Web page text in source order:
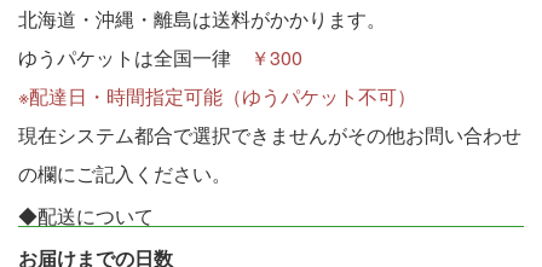
北海道・沖縄・離島は送料がかかります。
ゆうパケットは全国一律
￥300
※配達日・時間指定可能（ゆうパケット不可）
現在システム都合で選択できませんがその他お問い合わせ
の欄にご記入ください。
◆配送について
お届けまでの日数